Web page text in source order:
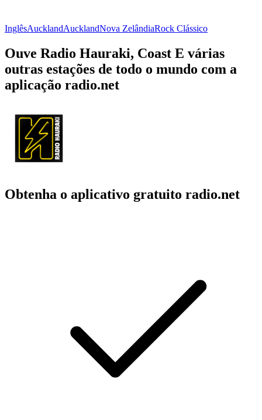
InglêsAucklandAucklandNova ZelândiaRock Clássico
Ouve Radio Hauraki, Coast E várias
outras estações de todo o mundo com a
aplicação radio.net
Obtenha o aplicativo gratuito radio.net